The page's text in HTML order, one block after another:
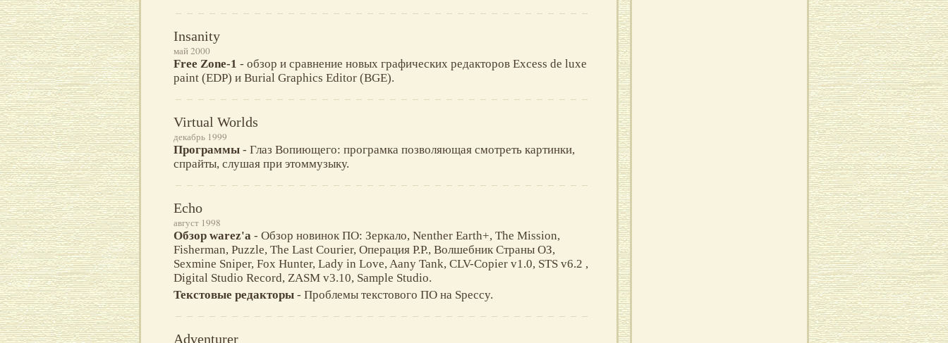
Insanity
май 2000
Free Zone-1 - обзор и сравнение новых графических редакторов Excess de luxe
paint (EDP) и Burial Graphics Editor (BGE).
Virtual Worlds
декабрь 1999
Программы - Глаз Вопиющего: програмка позволяющая смотреть картинки,
спрайты, слушая при этоммузыку.
Echo
август 1998
Обзор warez'а - Обзор новинок ПО: Зеркало, Nenther Earth+, The Mission,
Fisherman, Puzzle, The Last Courier, Операция Р.Р., Волшебник Страны ОЗ,
Sexmine Sniper, Fox Hunter, Lady in Love, Aany Tank, CLV-Copier v1.0, STS v6.2 ,
Digital Studio Record, ZASM v3.10, Sample Studio.
Текстовые редакторы - Проблемы текстового ПО на Speccy.
Adventurer